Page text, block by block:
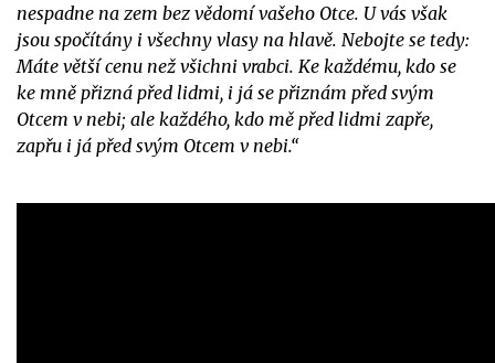
nespadne na zem bez vědomí vašeho Otce. U vás však
jsou spočítány i všechny vlasy na hlavě. Nebojte se tedy:
Máte větší cenu než všichni vrabci. Ke každému, kdo se
ke mně přizná před lidmi, i já se přiznám před svým
Otcem v nebi; ale každého, kdo mě před lidmi zapře,
zapřu i já před svým Otcem v nebi.“